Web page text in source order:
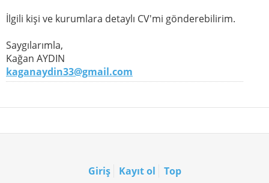
İlgili kişi ve kurumlara detaylı CV'mi gönderebilirim.
Saygılarımla,
Kağan AYDIN
kaganaydin33@gmail.com
Giriş Kayıt ol Top